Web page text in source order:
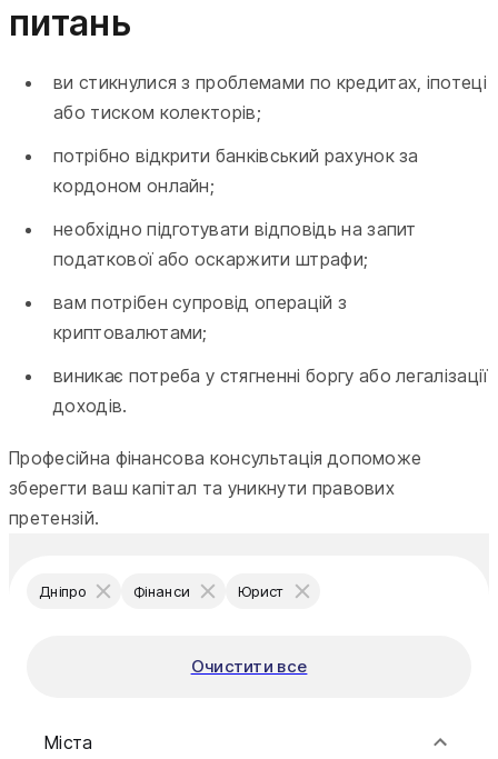
питань
ви стикнулися з проблемами по кредитах, іпотеці
або тиском колекторів;
потрібно відкрити банківський рахунок за
кордоном онлайн;
необхідно підготувати відповідь на запит
податкової або оскаржити штрафи;
вам потрібен супровід операцій з
криптовалютами;
виникає потреба у стягненні боргу або легалізації
доходів.
Професійна фінансова консультація допоможе
зберегти ваш капітал та уникнути правових
претензій.
Дніпро Фінанси Юрист
Очистити все
Міста